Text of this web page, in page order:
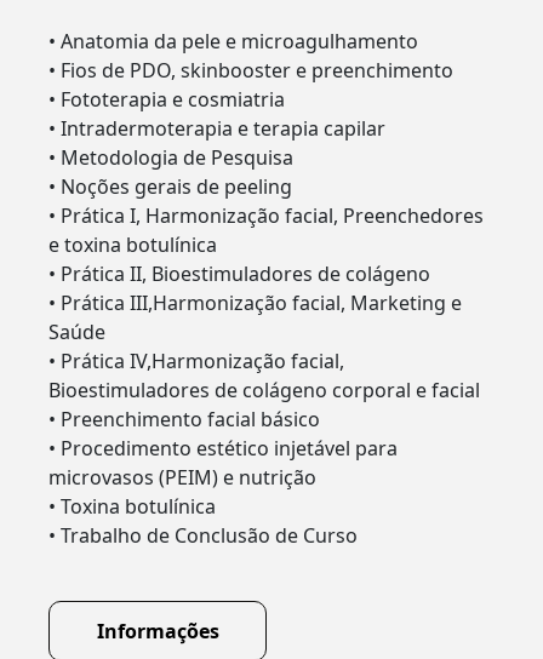
• Anatomia da pele e microagulhamento
• Fios de PDO, skinbooster e preenchimento
• Fototerapia e cosmiatria
• Intradermoterapia e terapia capilar
• Metodologia de Pesquisa
• Noções gerais de peeling
• Prática I, Harmonização facial, Preenchedores
e toxina botulínica
• Prática II, Bioestimuladores de colágeno
• Prática III,Harmonização facial, Marketing e
Saúde
• Prática IV,Harmonização facial,
Bioestimuladores de colágeno corporal e facial
• Preenchimento facial básico
• Procedimento estético injetável para
microvasos (PEIM) e nutrição
• Toxina botulínica
• Trabalho de Conclusão de Curso
Informações